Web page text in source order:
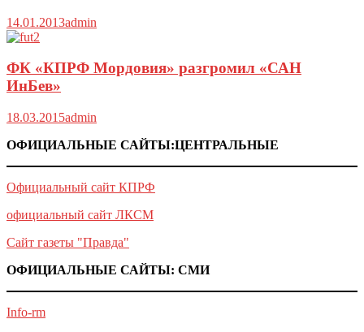
14.01.2013admin
ФК «КПРФ Мордовия» разгромил «САН
ИнБев»
18.03.2015admin
ОФИЦИАЛЬНЫЕ САЙТЫ:ЦЕНТРАЛЬНЫЕ
Официальный сайт КПРФ
официальный сайт ЛКСМ
Сайт газеты "Правда"
ОФИЦИАЛЬНЫЕ САЙТЫ: СМИ
Info-rm